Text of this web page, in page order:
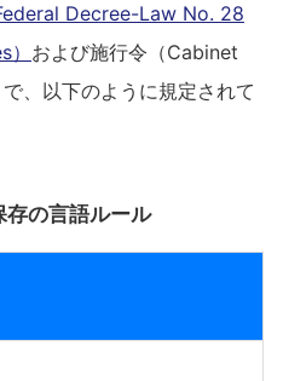
Decree-Law No. 28
および施行令（Cabinet
、以下のように規定されて
存の言語ルール